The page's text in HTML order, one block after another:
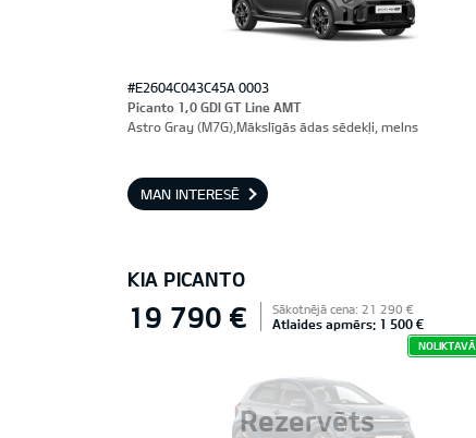
#E2604C043C45A 0003
Picanto 1,0 GDI GT Line AMT
Astro Gray (M7G),Mākslīgās ādas sēdekļi, melns
MAN INTERESĒ
KIA PICANTO
Rezervēts
19 790 € Sākotnējā cena: 21 290 €
Atlaides apmērs: 1 500 €
NOLIKTAVĀ